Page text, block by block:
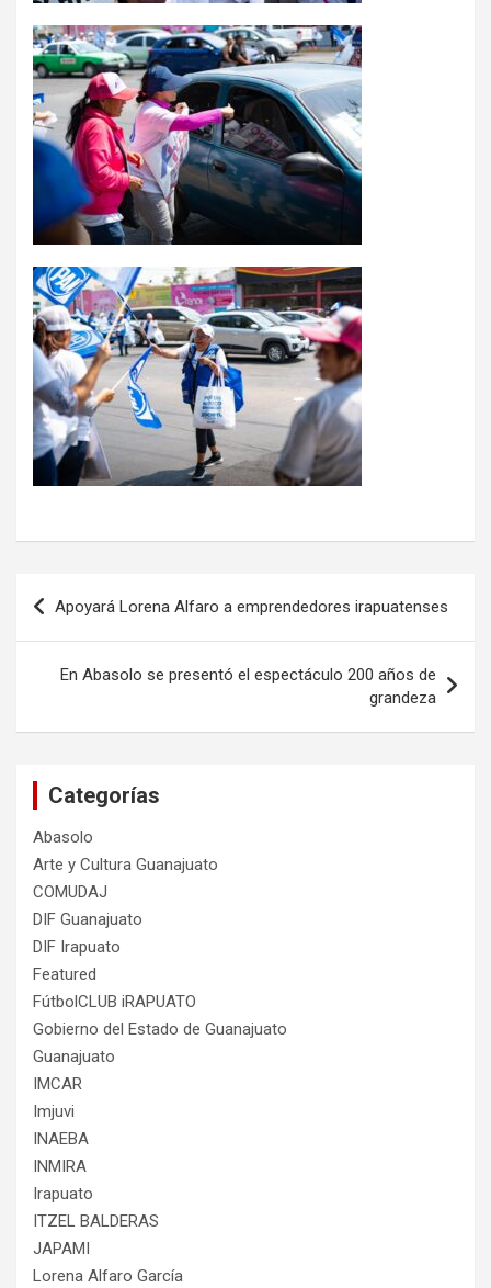
Navegación
de
entradas
Apoyará Lorena Alfaro a emprendedores irapuatenses
En Abasolo se presentó el espectáculo 200 años de
grandeza
Categorías
Abasolo
Arte y Cultura Guanajuato
COMUDAJ
DIF Guanajuato
DIF Irapuato
Featured
FútbolCLUB iRAPUATO
Gobierno del Estado de Guanajuato
Guanajuato
IMCAR
Imjuvi
INAEBA
INMIRA
Irapuato
ITZEL BALDERAS
JAPAMI
Lorena Alfaro García